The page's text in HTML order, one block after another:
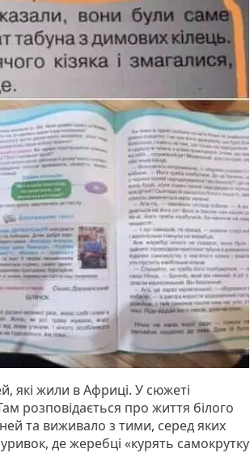
які жили в Африці. У сюжеті
розповідається про життя білого
та виживало з тими, серед яких
де жеребці «курять самокрутку